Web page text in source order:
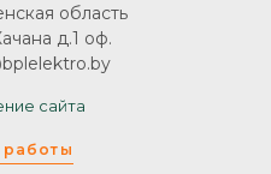
область
д.1 оф.
сайта